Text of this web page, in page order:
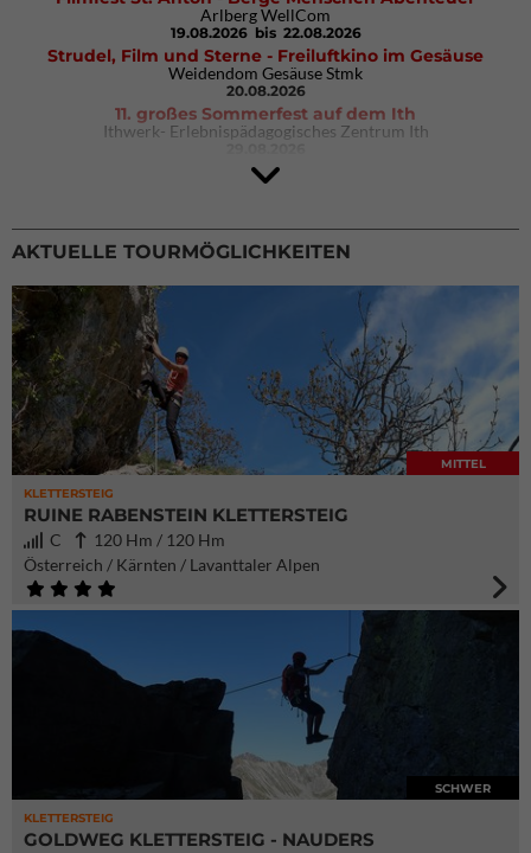
Arlberg WellCom
19.08.2026 bis 22.08.2026
Strudel, Film und Sterne - Freiluftkino im Gesäuse
Weidendom Gesäuse Stmk
20.08.2026
11. großes Sommerfest auf dem Ith
Ithwerk- Erlebnispädagogisches Zentrum Ith
4Blocs KIDS 2026
DAV Kletter- & Boulderzentrum München Süd (Thalkirchen)
AKTUELLE TOURMÖGLICHKEITEN
KLETTERSTEIG
MITTEL
RUINE RABENSTEIN KLETTERSTEIG
C
120 Hm / 120 Hm
Österreich / Kärnten / Lavanttaler Alpen
KLETTERSTEIG
SCHWER
GOLDWEG KLETTERSTEIG - NAUDERS